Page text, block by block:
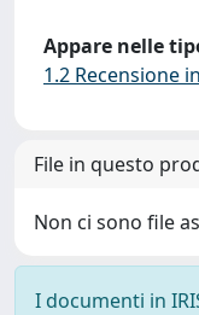
Appare nelle
1.2 Recensione
File in questo
Non ci sono file
I documenti in